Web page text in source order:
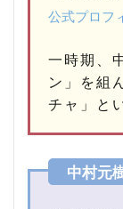
公式プロフ
一時期、
ン」を組
チャ」と